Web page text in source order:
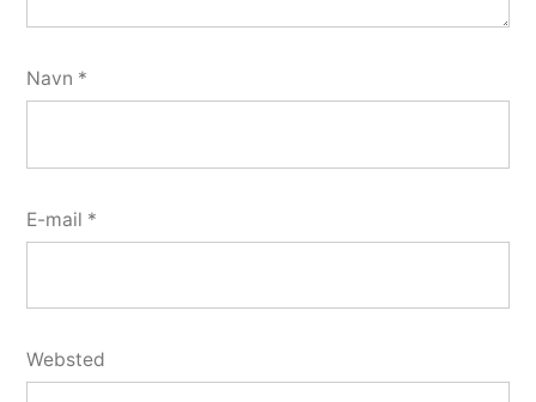
Navn *
E-mail *
Websted